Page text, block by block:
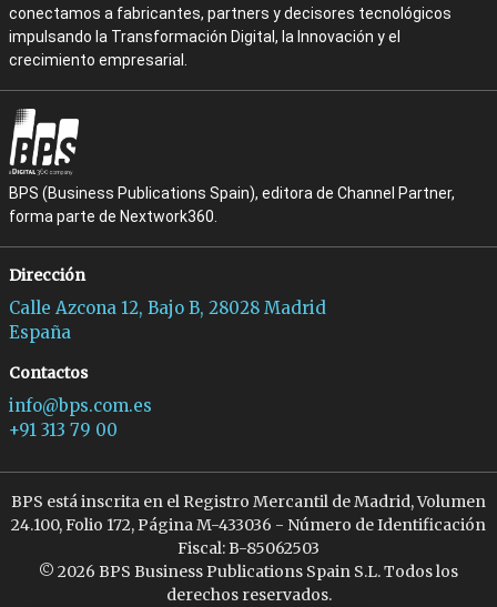
conectamos a fabricantes, partners y decisores tecnológicos
impulsando la Transformación Digital, la Innovación y el
crecimiento empresarial.
BPS (Business Publications Spain), editora de Channel Partner,
forma parte de Nextwork360.
Dirección
Calle Azcona 12, Bajo B, 28028 Madrid
España
Contactos
info@bps.com.es
+91 313 79 00
BPS está inscrita en el Registro Mercantil de Madrid, Volumen
24.100, Folio 172, Página M-433036 - Número de Identificación
Fiscal: B-85062503
© 2026 BPS Business Publications Spain S.L. Todos los
derechos reservados.